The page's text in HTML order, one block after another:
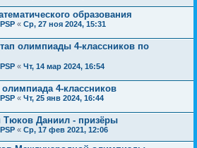
образования
PSP « Ср, 27 ноя 2024, 15:31
олимпиады 4-классников по
PSP « Чт, 14 мар 2024, 16:54
4-классников
PSP « Чт, 25 янв 2024, 16:44
Тюков Даниил - призёры
PSP « Ср, 17 фев 2021, 12:06